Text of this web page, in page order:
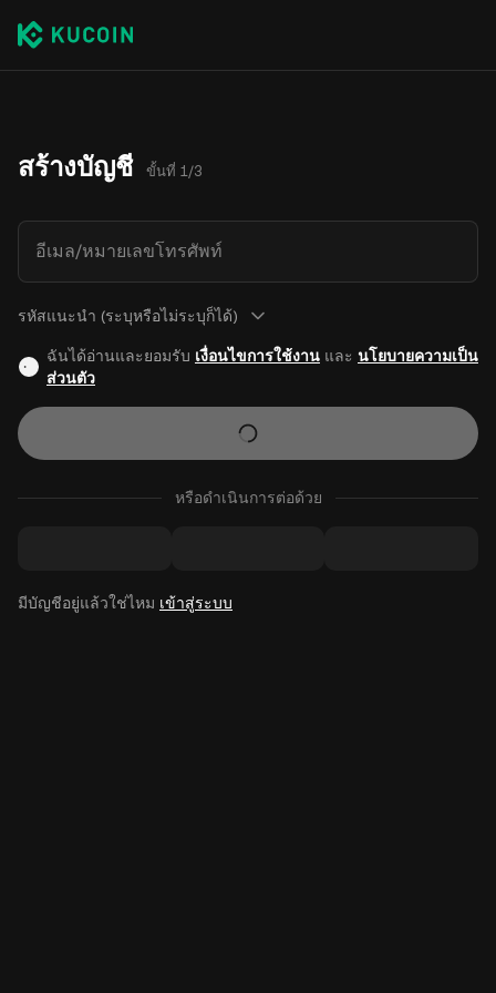
สร้างบัญชี ขั้นที่ 1/3
อีเมล/หมายเลขโทรศัพท์
รหัสแนะนำ (ระบุหรือไม่ระบุก็ได้)
ฉันได้อ่านและยอมรับ เงื่อนไขการใช้งานและ นโยบายความเป็น
ส่วนตัว
หรือดำเนินการต่อด้วย
มีบัญชีอยู่แล้วใช่ไหม เข้าสู่ระบบ